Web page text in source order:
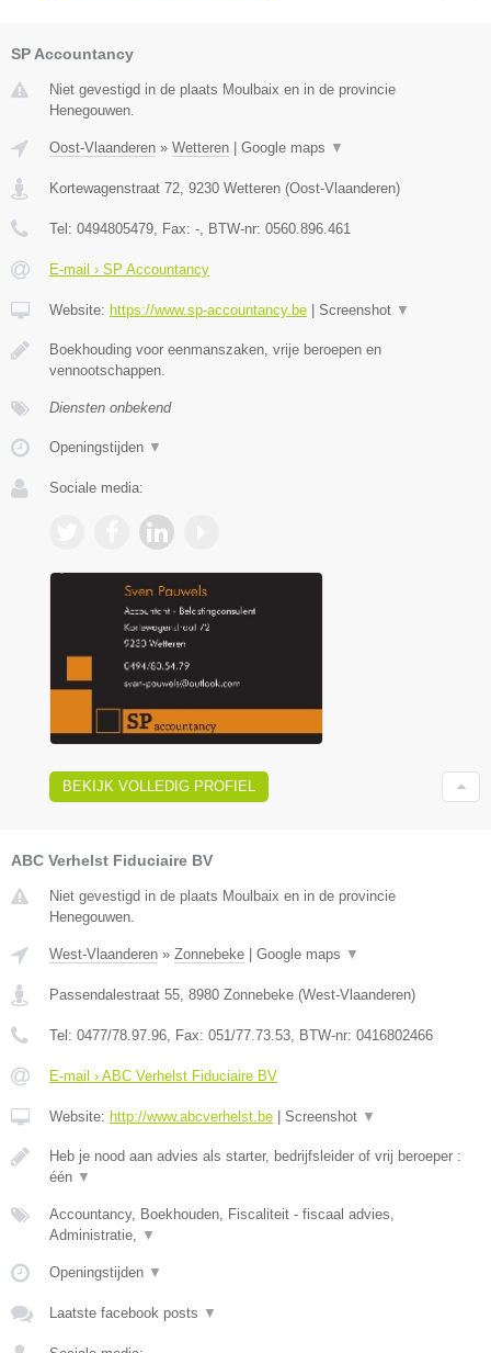
SP Accountancy
Niet gevestigd in de plaats Moulbaix en in de provincie
Henegouwen.
Oost-Vlaanderen » Wetteren Google maps ▼
Kortewagenstraat 72, 9230 Wetteren (Oost-Vlaanderen)
Tel: 0494805479, Fax: -, BTW-nr: 0560.896.461
E-mail › SP Accountancy
Website: https://www.sp-accountancy.be Screenshot ▼
Boekhouding voor eenmanszaken, vrije beroepen en
vennootschappen.
Diensten onbekend
Openingstijden ▼
Sociale media:
BEKIJK VOLLEDIG PROFIEL
ABC Verhelst Fiduciaire BV
Niet gevestigd in de plaats Moulbaix en in de provincie
Henegouwen.
West-Vlaanderen » Zonnebeke Google maps ▼
Passendalestraat 55, 8980 Zonnebeke (West-Vlaanderen)
Tel: 0477/78.97.96, Fax: 051/77.73.53, BTW-nr: 0416802466
E-mail › ABC Verhelst Fiduciaire BV
Website: http://www.abcverhelst.be Screenshot ▼
Heb je nood aan advies als starter, bedrijfsleider of vrij beroeper :
één ▼
Accountancy, Boekhouden, Fiscaliteit - fiscaal advies,
Administratie, ▼
Openingstijden ▼
Laatste facebook posts ▼